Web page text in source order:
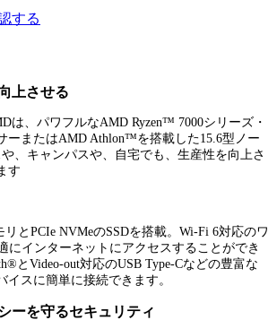
する
上させる
は、パワフルなAMD Ryzen™ 7000シリーズ・
ーまたはAMD Athlon™を搭載した15.6型ノー
や、キャンパスや、自宅でも、生産性を向上さ
す
とPCIe NVMeのSSDを搭載。Wi-Fi 6対応のワ
にインターネットにアクセスすることができ
とVideo-out対応のUSB Type-Cなどの豊富な
イスに簡単に接続できます。
ーを守るセキュリティ